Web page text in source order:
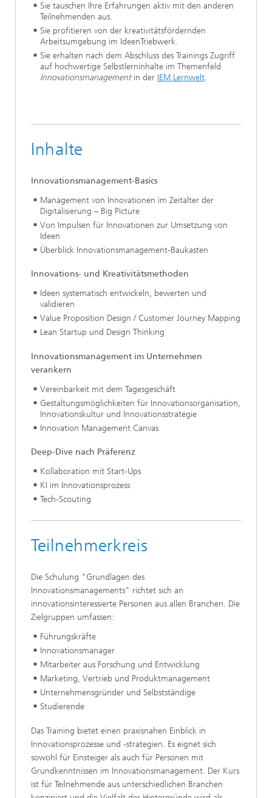
Sie tauschen Ihre Erfahrungen aktiv mit den anderen
Teilnehmenden aus.
Sie profitieren von der kreativitätsfördernden
Arbeitsumgebung im IdeenTriebwerk.
Sie erhalten nach dem Abschluss des Trainings Zugriff
auf hochwertige Selbstlerninhalte im Themenfeld
Innovationsmanagement in der IEM Lernwelt.
Inhalte
Innovationsmanagement-Basics
Management von Innovationen im Zeitalter der
Digitalisierung – Big Picture
Von Impulsen für Innovationen zur Umsetzung von
Ideen
Überblick Innovationsmanagement-Baukasten
Innovations- und Kreativitätsmethoden
Ideen systematisch entwickeln, bewerten und
validieren
Value Proposition Design / Customer Journey Mapping
Lean Startup und Design Thinking
Innovationsmanagement im Unternehmen
verankern
Vereinbarkeit mit dem Tagesgeschäft
Gestaltungsmöglichkeiten für Innovationsorganisation,
Innovationskultur und Innovationsstrategie
Innovation Management Canvas
Deep-Dive nach Präferenz
Kollaboration mit Start-Ups
KI im Innovationsprozess
Tech-Scouting
Teilnehmerkreis
Die Schulung "Grundlagen des
Innovationsmanagements" richtet sich an
innovationsinteressierte Personen aus allen Branchen. Die
Zielgruppen umfassen:
Führungskräfte
Innovationsmanager
Mitarbeiter aus Forschung und Entwicklung
Marketing, Vertrieb und Produktmanagement
Unternehmensgründer und Selbstständige
Studierende
Das Training bietet einen praxisnahen Einblick in
Innovationsprozesse und -strategien. Es eignet sich
sowohl für Einsteiger als auch für Personen mit
Grundkenntnissen im Innovationsmanagement. Der Kurs
ist für Teilnehmende aus unterschiedlichen Branchen